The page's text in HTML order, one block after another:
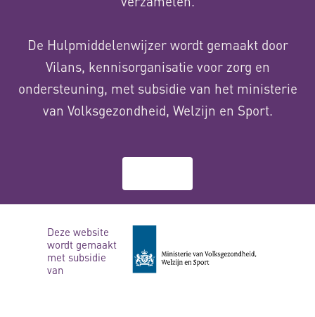
De Hulpmiddelenwijzer wordt gemaakt door
Vilans, kennisorganisatie voor zorg en
ondersteuning, met subsidie van het ministerie
van Volksgezondheid, Welzijn en Sport.
Deze website
wordt gemaakt
met subsidie
van